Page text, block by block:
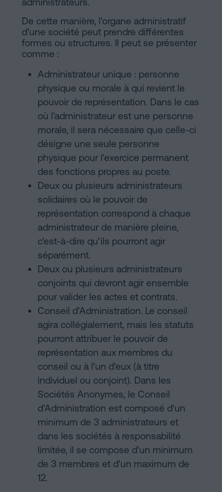
De cette manière, l'organe administratif
d'une société peut prendre différentes
formes ou structures. Il peut se présenter
comme :
Administrateur unique : personne
physique ou morale à qui revient le
pouvoir de représentation. Dans le cas
où l'administrateur est une personne
morale, il sera nécessaire que celle-ci
désigne une seule personne
physique pour l'exercice permanent
des fonctions propres au poste.
Deux ou plusieurs administrateurs
solidaires où le pouvoir de
représentation correspond à chaque
administrateur de manière pleine,
c'est-à-dire qu'ils pourront agir
séparément.
Deux ou plusieurs administrateurs
conjoints qui devront agir ensemble
pour valider les actes et contrats.
Conseil d'Administration. Le conseil
agira collégialement, mais les statuts
pourront attribuer le pouvoir de
représentation aux membres du
conseil ou à l'un d'eux (à titre
individuel ou conjoint). Dans les
Sociétés Anonymes, le Conseil
d'Administration est composé d'un
minimum de 3 administrateurs et
dans les sociétés à responsabilité
limitée, il se compose d'un minimum
de 3 membres et d'un maximum de
12.